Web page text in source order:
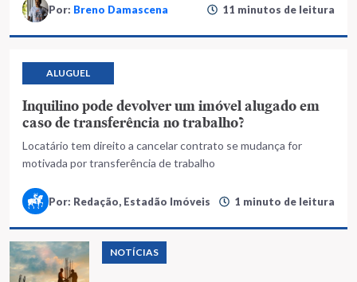
Por: Breno Damascena 11 minutos de leitura
ALUGUEL
Inquilino pode devolver um imóvel alugado em
caso de transferência no trabalho?
Locatário tem direito a cancelar contrato se mudança for
motivada por transferência de trabalho
Por: Redação, Estadão Imóveis 1 minuto de leitura
NOTÍCIAS